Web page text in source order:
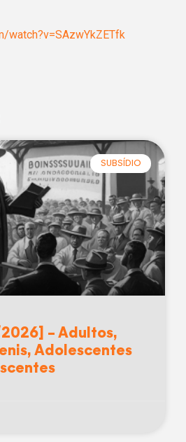
watch?v=SAzwYkZETfk
SUBSÍDIO
– Adultos,
Adolescentes